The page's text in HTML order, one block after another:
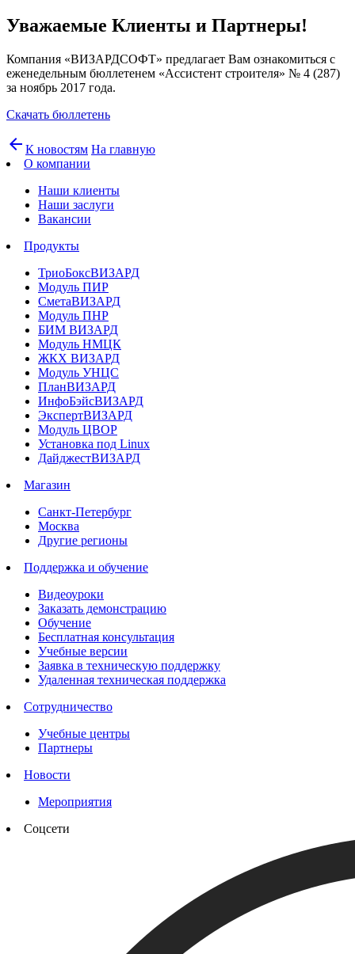
Уважаемые Клиенты и Партнеры!
Компания «ВИЗАРДСОФТ» предлагает Вам ознакомиться с
еженедельным бюллетенем «Ассистент строителя» № 4 (287)
за ноябрь 2017 года.
Скачать бюллетень
arrow_back К новостям На главную
О компании
Наши клиенты
Наши заслуги
Вакансии
Продукты
ТриоБоксВИЗАРД
Модуль ПИР
СметаВИЗАРД
Модуль ПНР
БИМ ВИЗАРД
Модуль НМЦК
ЖКХ ВИЗАРД
Модуль УНЦС
ПланВИЗАРД
ИнфоБэйсВИЗАРД
ЭкспертВИЗАРД
Модуль ЦВОР
Установка под Linux
ДайджестВИЗАРД
Магазин
Санкт-Петербург
Москва
Другие регионы
Поддержка и обучение
Видеоуроки
Заказать демонстрацию
Обучение
Бесплатная консультация
Учебные версии
Заявка в техническую поддержку
Удаленная техническая поддержка
Сотрудничество
Учебные центры
Партнеры
Новости
Мероприятия
Соцсети